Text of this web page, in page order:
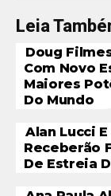
Leia
Doug
Com Novo
Maiores
Do Mundo
Alan Lucci
Receberão
De Estreia